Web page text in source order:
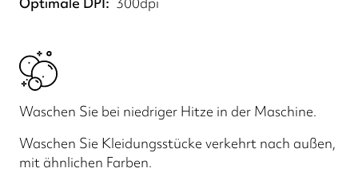
Waschen Sie bei niedriger Hitze in der Maschine.
Waschen Sie Kleidungsstücke verkehrt nach außen,
mit ähnlichen Farben.